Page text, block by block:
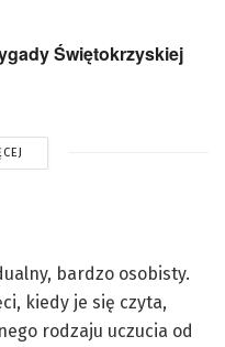
Świętokrzyskiej
bardzo osobisty.
kiedy je się czyta,
rodzaju uczucia od